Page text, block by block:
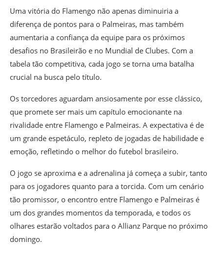
Uma vitória do Flamengo não apenas diminuiria a
diferença de pontos para o Palmeiras, mas também
aumentaria a confiança da equipe para os próximos
desafios no Brasileirão e no Mundial de Clubes. Com a
tabela tão competitiva, cada jogo se torna uma batalha
crucial na busca pelo título.
Os torcedores aguardam ansiosamente por esse clássico,
que promete ser mais um capítulo emocionante na
rivalidade entre Flamengo e Palmeiras. A expectativa é de
um grande espetáculo, repleto de jogadas de habilidade e
emoção, refletindo o melhor do futebol brasileiro.
O jogo se aproxima e a adrenalina já começa a subir, tanto
para os jogadores quanto para a torcida. Com um cenário
tão promissor, o encontro entre Flamengo e Palmeiras é
um dos grandes momentos da temporada, e todos os
olhares estarão voltados para o Allianz Parque no próximo
domingo.